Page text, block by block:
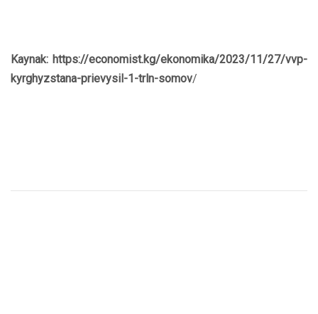
Kaynak: https://economist.kg/ekonomika/2023/11/27/vvp-
kyrghyzstana-prievysil-1-trln-somov/